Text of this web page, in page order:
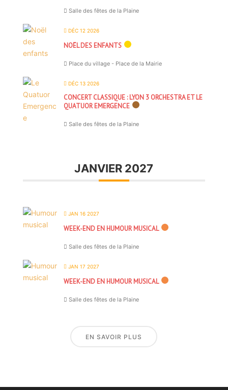
Salle des fêtes de la Plaine
DÉC 12 2026
NOËL DES ENFANTS
Place du village - Place de la Mairie
DÉC 13 2026
CONCERT CLASSIQUE : LYON 3 ORCHESTRA ET LE
QUATUOR EMERGENCE
Salle des fêtes de la Plaine
JANVIER 2027
JAN 16 2027
WEEK-END EN HUMOUR MUSICAL
Salle des fêtes de la Plaine
JAN 17 2027
WEEK-END EN HUMOUR MUSICAL
Salle des fêtes de la Plaine
EN SAVOIR PLUS